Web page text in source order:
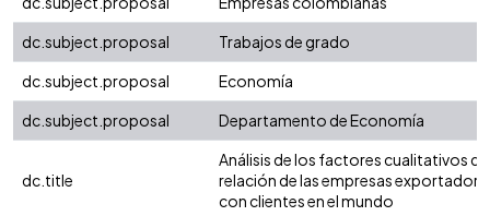
dc.subject.proposal
Trabajos de grado
dc.subject.proposal
Economía
dc.subject.proposal
Departamento de Economía
dc.title
Análisis de los factores cualitativos
relación de las empresas
con clientes en el mundo